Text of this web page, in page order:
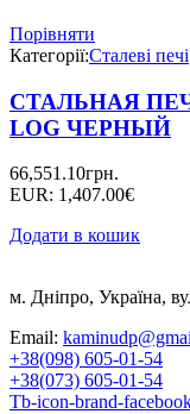
Порівняти
Категорії:Сталеві печі
СТАЛЬНАЯ
LOG ЧЕРНЫЙ
66,551.10грн.
EUR: 1,407.00€
Додати в кошик
м. Дніпро, Україна,
Email:
+38(098) 605-01-54
+38(073) 605-01-54
Tb-icon-brand-